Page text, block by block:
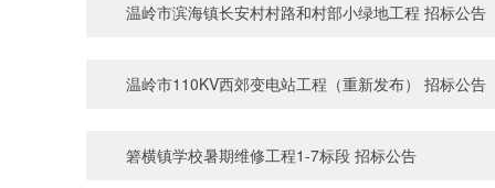
温岭市滨海镇长安村村路和村部小绿地工程 招标公告
温岭市110KV西郊变电站工程（重新发布） 招标公告
箬横镇学校暑期维修工程1-7标段 招标公告